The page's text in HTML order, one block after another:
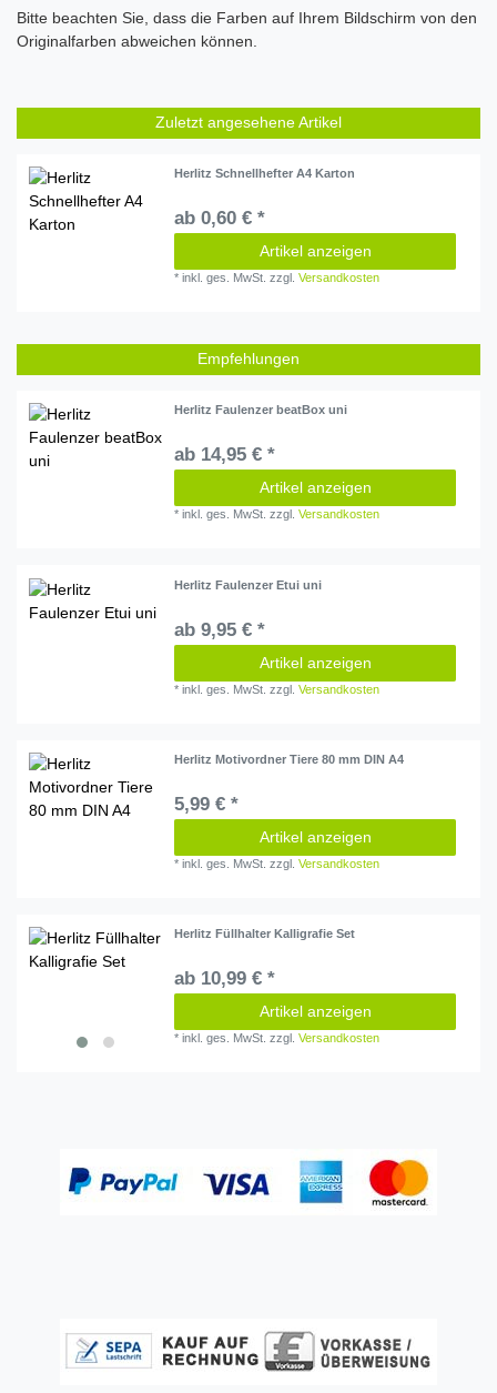
Bitte beachten Sie, dass die Farben auf Ihrem Bildschirm von den
Originalfarben abweichen können.
Zuletzt angesehene Artikel
Herlitz Schnellhefter A4 Karton
ab 0,60 € *
Artikel anzeigen
*inkl. ges. MwSt. zzgl.Versandkosten
Empfehlungen
Herlitz Faulenzer beatBox uni
ab 14,95 € *
Artikel anzeigen
*inkl. ges. MwSt. zzgl.Versandkosten
Herlitz Faulenzer Etui uni
ab 9,95 € *
Artikel anzeigen
*inkl. ges. MwSt. zzgl.Versandkosten
Herlitz Motivordner Tiere 80 mm DIN A4
5,99 € *
Artikel anzeigen
*inkl. ges. MwSt. zzgl.Versandkosten
Herlitz Füllhalter Kalligrafie Set
ab 10,99 € *
Artikel anzeigen
*inkl. ges. MwSt. zzgl.Versandkosten